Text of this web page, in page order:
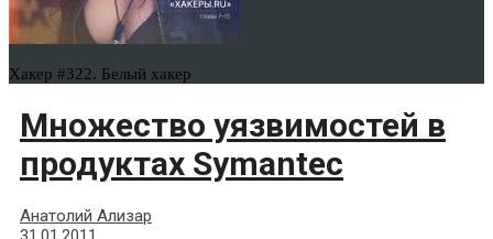
Хакер #322. Белый хакер
Множество уязвимостей в
продуктах Symantec
Анатолий Ализар